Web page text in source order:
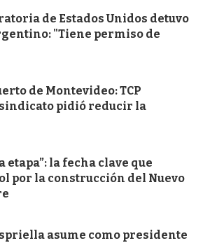
de Estados Unidos detuvo
"Tiene permiso de
de Montevideo: TCP
pidió reducir la
etapa”: la fecha clave que
por la construcción del Nuevo
asume como presidente